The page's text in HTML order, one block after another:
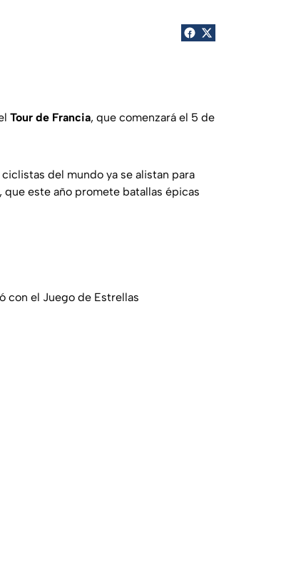
Tour de Francia, que comenzará el 5 de
del mundo ya se alistan para
, que este año promete batallas épicas
con el Juego de Estrellas